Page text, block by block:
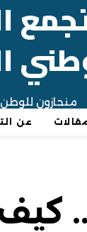
منحازون
عن